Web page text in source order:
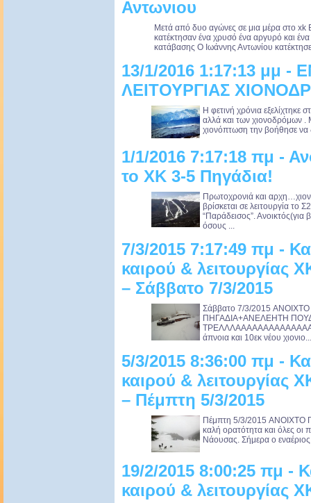
Αντωνιου
Μετά από δυο αγώνες σε μια μέρα στο xk
κατέκτησαν ένα χρυσό ένα αργυρό και ένα
κατάβασης Ο Ιωάννης Αντωνίου
13/1/2016 1:17:13 μμ
ΛΕΙΤΟΥΡΓΙΑΣ
Η φετινή χρόνια εξελίχτηκε
αλλά και των χιονοδρόμων .
χιονόπτωση την βοήθησε
1/1/2016 7:17:18 πμ -
το ΧΚ 3-5 Πηγάδια!
Πρωτοχρονιά και
βρίσκεται σε λειτουργία το
“Παράδεισος”. Ανοικτός(για
όσους ...
7/3/2015 7:17:49 πμ -
καιρού &
– Σάββατο 7/3/2015
Σάββατο 7/3/2015
ΠΗΓΑΔΙΑ+ΑΝΕΛΕΗΤΗ
άπνοια και 10εκ νέου χιονιο...
5/3/2015 8:36:00 πμ -
καιρού &
– Πέμπτη 5/3/2015
Πέμπτη 5/3/2015
καλή ορατότητα και όλες οι
Νάουσας. Σήμερα ο
19/2/2015 8:00:25 πμ -
καιρού &